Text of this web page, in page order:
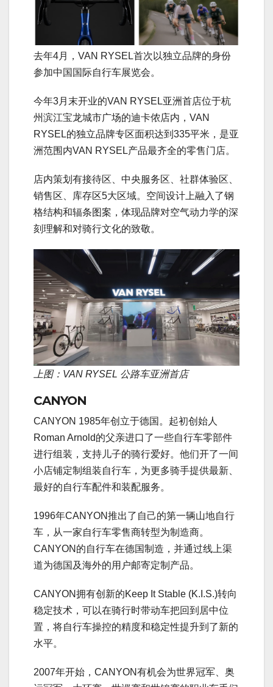
去年4月，VAN RYSEL首次以独立品牌的身份
参加中国国际自行车展览会。
今年3月末开业的VAN RYSEL亚洲首店位于杭
州滨江宝龙城市广场的迪卡侬店内，VAN
RYSEL的独立品牌专区面积达到335平米，是亚
洲范围内VAN RYSEL产品最齐全的零售门店。
店内策划有接待区、中央服务区、社群体验区、
销售区、库存区5大区域。空间设计上融入了钢
格结构和辐条图案，体现品牌对空气动力学的深
刻理解和对骑行文化的致敬。
上图：VAN RYSEL 公路车亚洲首店
CANYON
CANYON 1985年创立于德国。起初创始人
Roman Arnold的父亲进口了一些自行车零部件
进行组装，支持儿子的骑行爱好。他们开了一间
小店铺定制组装自行车，为更多骑手提供最新、
最好的自行车配件和装配服务。
1996年CANYON推出了自己的第一辆山地自行
车，从一家自行车零售商转型为制造商。
CANYON的自行车在德国制造，并通过线上渠
道为德国及海外的用户邮寄定制产品。
CANYON拥有创新的Keep It Stable (K.I.S.)转向
稳定技术，可以在骑行时带动车把回到居中位
置，将自行车操控的精度和稳定性提升到了新的
水平。
2007年开始，CANYON有机会为世界冠军、奥